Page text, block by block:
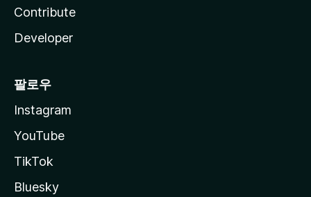
Contribute
Developer
팔로우
Instagram
YouTube
TikTok
Bluesky